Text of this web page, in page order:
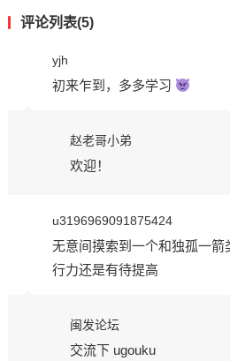
评论列表(5)
yjh
初来乍到，多多学习
赵老哥小弟
欢迎！
u3196969091875424
无意间摸索到一个和独孤一箭
行力还是有待提高
闽发论坛
交流下 ugouku